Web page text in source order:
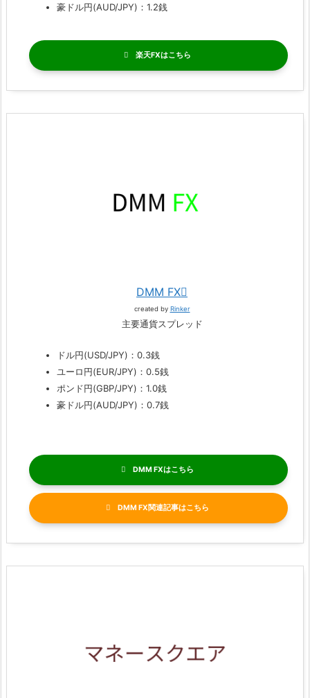
豪ドル円(AUD/JPY)：1.2銭
楽天FX
DMM FX
created by Rinker
主要通貨スプレッド
ドル円(USD/JPY)：0.3銭
ユーロ円(EUR/JPY)：0.5銭
ポンド円(GBP/JPY)：1.0銭
豪ドル円(AUD/JPY)：0.7銭
DMM FX
DMM FX関連記事